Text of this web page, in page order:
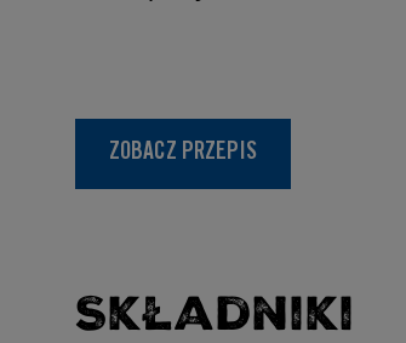
ZOBACZ PRZEPIS
Składniki